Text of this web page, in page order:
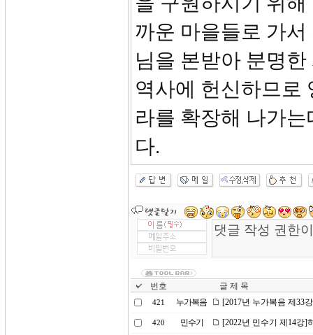
까운 마을들로 가
님을 본받아 분명
역사에 헌신하므로
라를 확장해 나가
다.
번호 글 제 목
421 누가복음 [2017년 누가복음 제33
420 민수기 [2022년 민수기 제14강]